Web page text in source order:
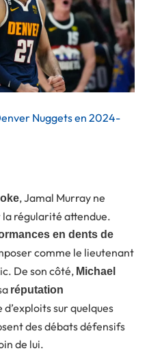
Nuggets en 2024-
, Jamal Murray ne
régularité attendue.
en dents de
comme le lieutenant
De son côté, Michael
réputation
d’exploits sur quelques
des débats défensifs
de lui.